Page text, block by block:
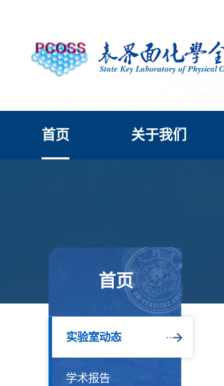
首页 关于我们
首页
实验室动态
学术报告